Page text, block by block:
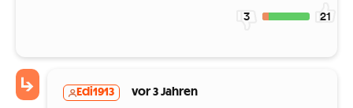
3 21
Edi1913 vor 3 Jahren